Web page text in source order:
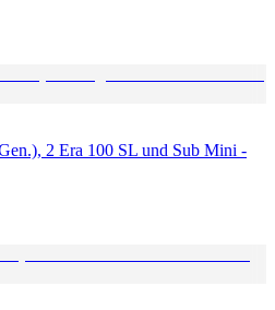
2 Era 100 SL und Sub Mini -